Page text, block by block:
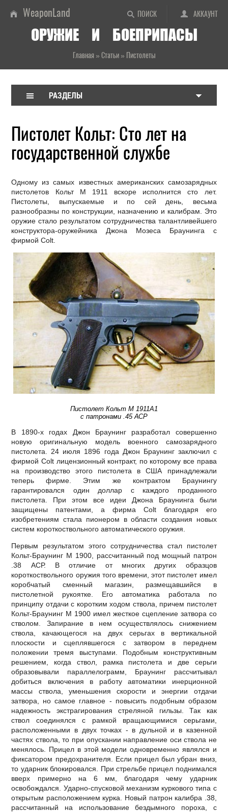
ПОИСК АККАУНТ
WeaponLand
ОРУЖИЕ И БОЕПРИПАСЫ
Главная» Статьи» Пистолеты
РАЗДЕЛЫ
Пистолет Кольт: Сто лет на
государственной службе
Одному из самых известных американских самозарядных
пистолетов Кольт М 1911 вскоре исполнится сто лет.
Пистолеты, выпускаемые и по сей день, весьма
разнообразны по конструкции, назначению и калибрам. Это
оружие стало результатом сотрудничества талантливейшего
конструктора-оружейника Джона Мозеса Браунинга с
фирмой Colt.
Пистолет Кольт М 1911А1
с патронами .45 АСР
В 1890-х годах Джон Браунинг разработал совершенно
новую оригинальную модель военного самозарядного
пистолета. 24 июля 1896 года Джон Браунинг заключил с
фирмой Colt лицензионный контракт, по которому все права
на производство этого пистолета в США принадлежали
теперь фирме. Этим же контрактом Браунингу
гарантировался один доллар с каждого проданного
пистолета. При этом все идеи Джона Браунинга были
защищены патентами, а фирма Colt благодаря его
изобретениям стала пионером в области создания новых
систем короткоствольного автоматического оружия.
Первым результатом этого сотрудничества стал пистолет
Кольт-Браунинг М 1900, рассчитанный под мощный патрон
.38 АСР. В отличие от многих других образцов
короткоствольного оружия того времени, этот пистолет имел
коробчатый сменный магазин, размещавшийся в
пистолетной рукоятке. Его автоматика работала по
принципу отдачи с коротким ходом ствола, причем пистолет
Кольт-Браунинг М 1900 имел жесткое сцепление затвора со
стволом. Запирание в нем осуществлялось снижением
ствола, качающегося на двух серьгах в вертикальной
плоскости и сцеплявшегося с затвором в переднем
положении тремя выступами. Подобным конструктивным
решением, когда ствол, рамка пистолета и две серьги
образовывали параллелограмм, Браунинг рассчитывал
добиться включения в работу автоматики инерционной
массы ствола, уменьшения скорости и энергии отдачи
затвора, но самое главное - повысить подобным образом
надежность экстрагирования стреляной гильзы. Так как
ствол соединялся с рамкой вращающимися серьгами,
расположенными в двух точках - в дульной и в казенной
частях ствола, то при опускании направление оси ствола не
менялось. Прицел в этой модели одновременно являлся и
фиксатором предохранителя. Если прицел был убран вниз,
то ударник блокировался. При стрельбе прицел поднимался
вверх примерно на 6 мм, благодаря чему ударник
освобождался. Ударно-спусковой механизм куркового типа с
открытым расположением курка. Новый патрон калибра .38,
рассчитанный на использование бездымного пороха, с